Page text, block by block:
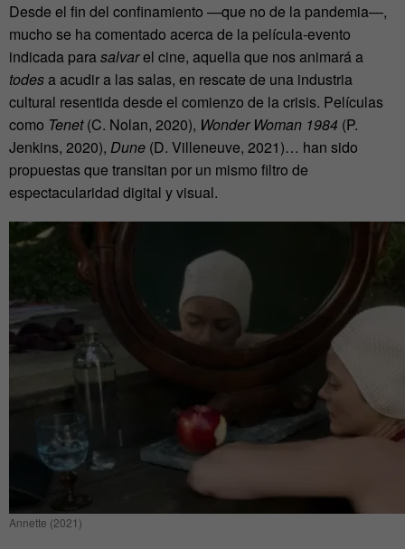
Desde el fin del confinamiento —que no de la pandemia—,
mucho se ha comentado acerca de la película-evento
indicada parasalvarel cine, aquella que nos animará a
todesa acudir a las salas, en rescate de una industria
cultural resentida desde el comienzo de la crisis. Películas
como Tenet(C. Nolan, 2020), Wonder Woman 1984 (P.
Jenkins, 2020), Dune (D. Villeneuve, 2021)… han sido
propuestas que transitan por un mismo filtro de
espectacularidad digital y visual.
Annette (2021)